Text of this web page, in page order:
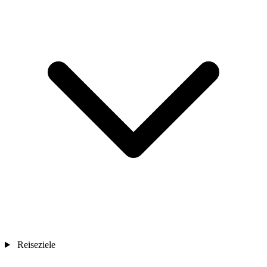
Reiseziele